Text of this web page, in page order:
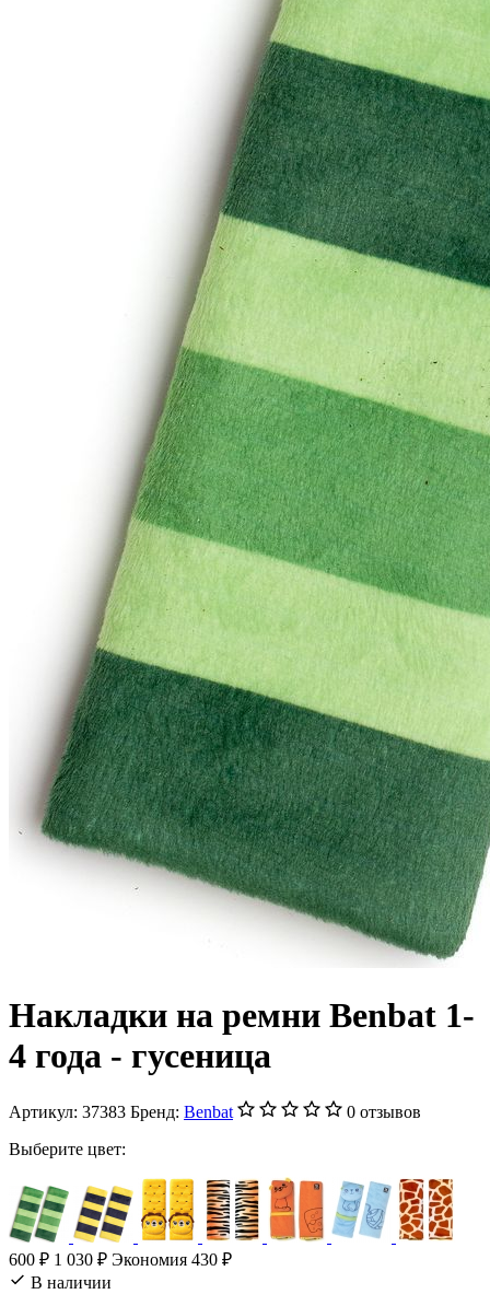
Накладки на ремни Benbat 1-
4 года - гусеница
Артикул: 37383 Бренд: Benbat
0 отзывов
Выберите цвет:
600 ₽ 1 030 ₽ Экономия 430 ₽
В наличии